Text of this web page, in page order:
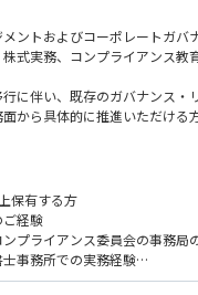
ントおよびコーポレートガ
式実務、コンプライアンス
に伴い、既存のガバナンス
から具体的に推進いただけ
うえご担当いただく業務を
定手続
ける会社法等の実務対応
保有する方
ご経験
プライアンス委員会の事務局
事務所での実務経験
経験